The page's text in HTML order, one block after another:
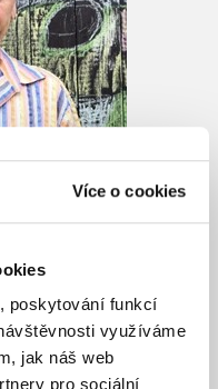
Více o cookies
poskytování funkcí
využíváme
jak náš web
pro sociální